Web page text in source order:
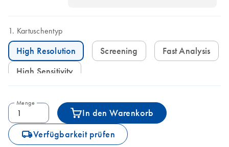
Kartuschentyp
High Resolution Screening
Fast Analysis
High Sensitivity
Menge
In den Warenkorb
icon_0062_deliver-s Verfügbarkeit prüfen